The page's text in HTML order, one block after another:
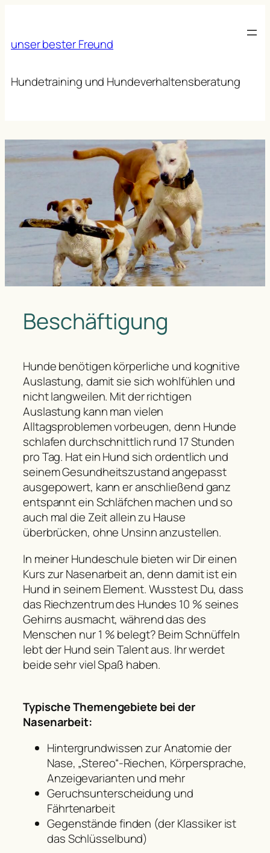
springen
unser bester Freund
Hundetraining und Hundeverhaltensberatung
Beschäftigung
Hunde benötigen körperliche und kognitive
Auslastung, damit sie sich wohlfühlen und
nicht langweilen. Mit der richtigen
Auslastung kann man vielen
Alltagsproblemen vorbeugen, denn Hunde
schlafen durchschnittlich rund 17 Stunden
pro Tag. Hat ein Hund sich ordentlich und
seinem Gesundheitszustand angepasst
ausgepowert, kann er anschließend ganz
entspannt ein Schläfchen machen und so
auch mal die Zeit allein zu Hause
überbrücken, ohne Unsinn anzustellen.
In meiner Hundeschule bieten wir Dir einen
Kurs zur Nasenarbeit an, denn damit ist ein
Hund in seinem Element. Wusstest Du, dass
das Riechzentrum des Hundes 10 % seines
Gehirns ausmacht, während das des
Menschen nur 1 % belegt? Beim Schnüffeln
lebt der Hund sein Talent aus. Ihr werdet
beide sehr viel Spaß haben.
Typische Themengebiete bei der
Nasenarbeit:
Hintergrundwissen zur Anatomie der
Nase, „Stereo“-Riechen, Körpersprache,
Anzeigevarianten und mehr
Geruchsunterscheidung und
Fährtenarbeit
Gegenstände finden (der Klassiker ist
das Schlüsselbund)